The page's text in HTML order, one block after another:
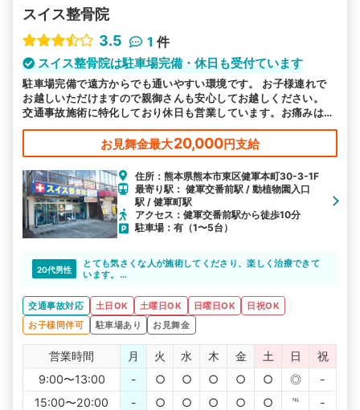
スイス整骨院
3.5
1 件
スイス整骨院は駐車場完備・休日も受付ています
駐車場完備で遠方からでも通いやすい環境です。 お子様連れで
お越しいただけますので親御さんも安心してお越しください。
交通事故施術に特化しており休日も営業しています。お痛みは諦
めないで実績豊富な当院へお任せください。
お見舞金最大20,000円支給
住所：熊本県熊本市東区健軍本町30-3-1F
最寄り駅： 健軍交番前駅 / 動植物園入口
駅 / 健軍町駅
アクセス：健軍交番前駅から徒歩10分
駐車場：有（1〜5台）
20代男性
とても気さくな人が施術してくださり、楽しく治療できて
います。
交通事故対応
土日OK 土曜日OK 日曜日OK
日祝OK
お子様同伴可
駐車場あり お見舞金
営業時間 月 火 水 木 金 土 日
祝
9:00〜13:00
- ○ ○ ○ ○ ○ ◎
-
15:00〜20:00
- ○ ○ ○ ○ ○ ℡ -